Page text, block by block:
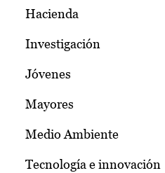
Hacienda
Investigación
Jóvenes
Mayores
Medio Ambiente
Tecnología e innovación